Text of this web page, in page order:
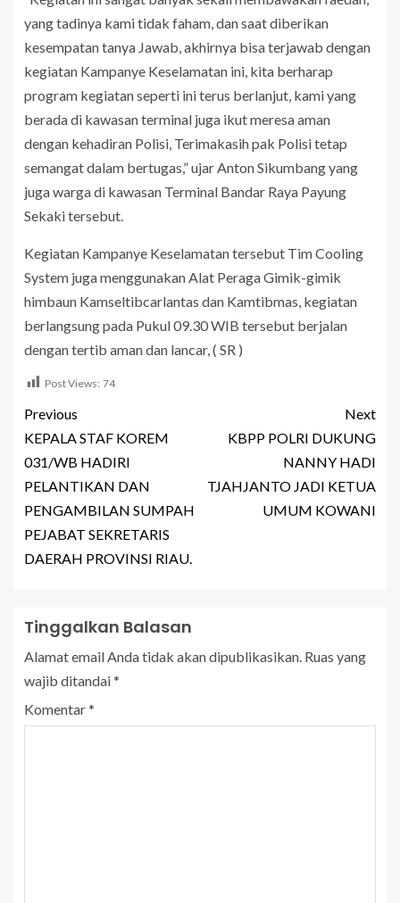
yang tadinya kami tidak faham, dan saat diberikan
kesempatan tanya Jawab, akhirnya bisa terjawab dengan
kegiatan Kampanye Keselamatan ini, kita berharap
program kegiatan seperti ini terus berlanjut, kami yang
berada di kawasan terminal juga ikut meresa aman
dengan kehadiran Polisi, Terimakasih pak Polisi tetap
semangat dalam bertugas,” ujar Anton Sikumbang yang
juga warga di kawasan Terminal Bandar Raya Payung
Sekaki tersebut.
Kegiatan Kampanye Keselamatan tersebut Tim Cooling
System juga menggunakan Alat Peraga Gimik-gimik
himbaun Kamseltibcarlantas dan Kamtibmas, kegiatan
berlangsung pada Pukul 09.30 WIB tersebut berjalan
dengan tertib aman dan lancar, ( SR )
Post Views: 74
Previous
KEPALA STAF KOREM
031/WB HADIRI
PELANTIKAN DAN
PENGAMBILAN SUMPAH
PEJABAT SEKRETARIS
DAERAH PROVINSI RIAU.
Next
KBPP POLRI DUKUNG
NANNY HADI
TJAHJANTO JADI KETUA
UMUM KOWANI
Tinggalkan Balasan
Alamat email Anda tidak akan dipublikasikan. Ruas yang
wajib ditandai*
Komentar*